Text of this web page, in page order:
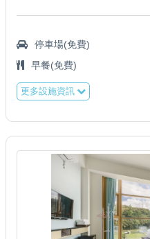
停車場(免費)
早餐(免費)
更多設施資訊